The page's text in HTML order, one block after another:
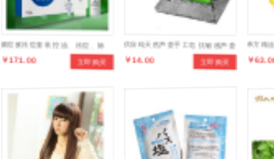
顽痘敌祛痘套装 控油、祛痘、除
印、收毛孔，四效效合一立即购买
￥171.00
供应纯天然芦荟手工皂 抗敏感芦荟
手工皂 立即购买
￥14.00
单方精
￥